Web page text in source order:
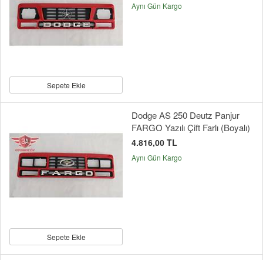
Sepete Ekle
Aynı Gün Kargo
Sepete Ekle
Dodge AS 250 Deutz Panjur
FARGO Yazılı Çift Farlı (Boyalı)
4.816,00 TL
Aynı Gün Kargo